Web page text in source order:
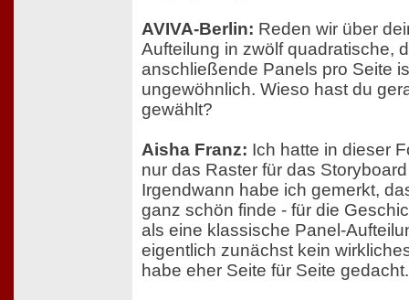
AVIVA-Berlin: Reden wir über
Aufteilung in zwölf quadratische,
anschließende Panels pro Seite
ungewöhnlich. Wieso hast du
gewählt?
Aisha Franz: Ich hatte in dieser
nur das Raster für das
Irgendwann habe ich gemerkt,
ganz schön finde - für die
als eine klassische Panel-
eigentlich zunächst kein
habe eher Seite für Seite gedacht.